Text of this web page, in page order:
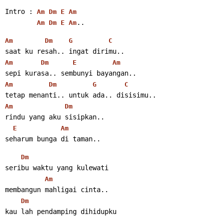
Intro : Am Dm E Am
Am Dm E Am ..
Am Dm G C
saat ku resah.. ingat dirimu..
Am Dm E Am
sepi kurasa.. sembunyi bayangan..
Am Dm G C
tetap menanti.. untuk ada.. disisimu..
Am Dm
rindu yang aku sisipkan..
E Am
seharum bunga di taman..
Dm
seribu waktu yang kulewati
Am
membangun mahligai cinta..
Dm
kau lah pendamping dihidupku